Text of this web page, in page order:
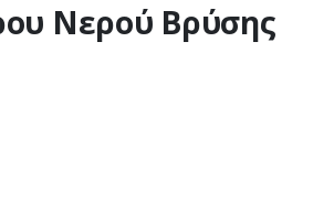
Νερού Βρύσης